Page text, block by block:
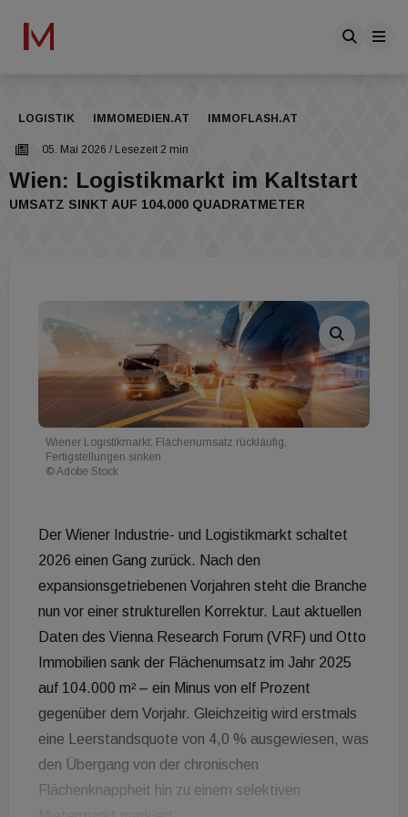
LOGISTIK IMMOMEDIEN.AT IMMOFLASH.AT
05. Mai 2026 / Lesezeit 2 min
Wien: Logistikmarkt im Kaltstart
UMSATZ SINKT AUF 104.000 QUADRATMETER
Wiener Logistikmarkt: Flächenumsatz rückläufig,
Fertigstellungen sinken
© Adobe Stock
Der Wiener Industrie- und Logistikmarkt schaltet
2026 einen Gang zurück. Nach den
expansionsgetriebenen Vorjahren steht die Branche
nun vor einer strukturellen Korrektur. Laut aktuellen
Daten des Vienna Research Forum (VRF) und Otto
Immobilien sank der Flächenumsatz im Jahr 2025
auf 104.000 m² – ein Minus von elf Prozent
gegenüber dem Vorjahr. Gleichzeitig wird erstmals
eine Leerstandsquote von 4,0 % ausgewiesen, was
den Übergang von der chronischen
Flächenknappheit hin zu einem selektiven